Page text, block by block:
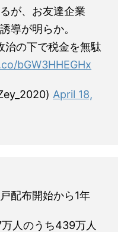
が、お友達企業
導が明らか。
治の下で税金を無駄
bGW3HHEGHx
April 18,
配布開始から1年
人のうち439万人